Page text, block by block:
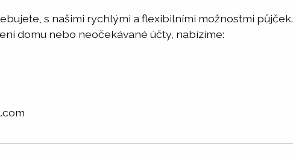
s našimi rychlými a flexibilními možnostmi půjček.
domu nebo neočekávané účty, nabízíme: